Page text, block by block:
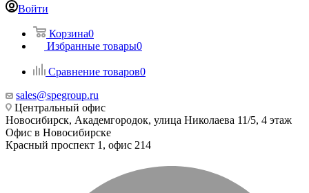
Войти
Корзина0
Избранные товары0
Сравнение товаров0
sales@spegroup.ru
Центральный офис
Новосибирск, Академгородок, улица Николаева 11/5, 4 этаж
Офис в Новосибирске
Красный проспект 1, офис 214